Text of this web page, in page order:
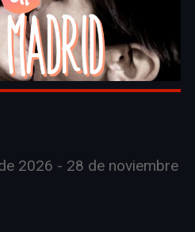
2026 - 28 de noviembre